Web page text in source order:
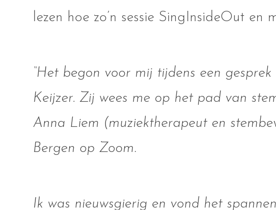
lezen hoe zo’n sessie SingInsideOut en
“Het begon voor mij tijdens een
Keijzer. Zij wees me op het pad van
Anna Liem (muziektherapeut en
Bergen op Zoom.
Ik was nieuwsgierig en vond het